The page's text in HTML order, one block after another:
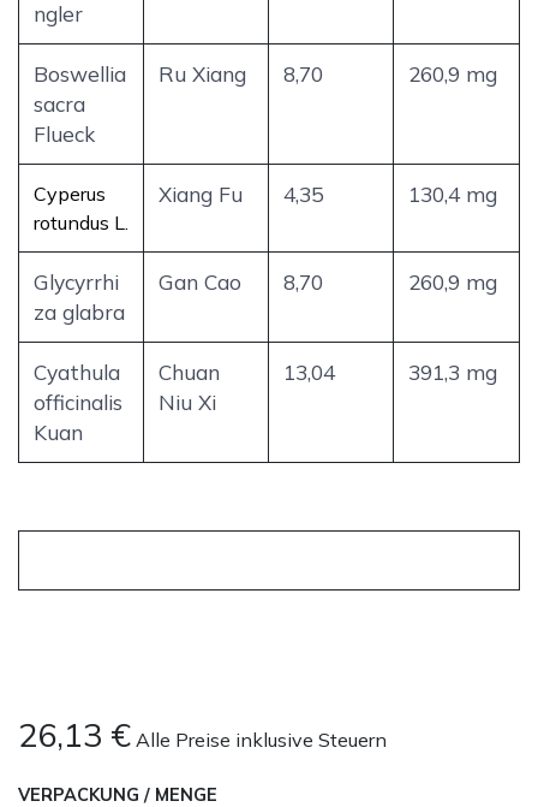
ngler
Boswellia
sacra
Flueck
Ru Xiang 8,70 260,9 mg
Cyperus
rotundus L.
Xiang Fu 4,35 130,4 mg
Glycyrrhi
za glabra
Gan Cao 8,70 260,9 mg
Cyathula
officinalis
Kuan
Chuan
Niu Xi
13,04 391,3 mg
26,13 € Alle Preise inklusive Steuern
VERPACKUNG / MENGE